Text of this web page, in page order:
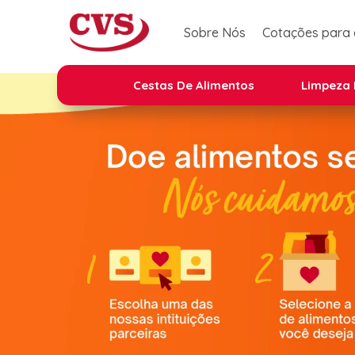
Sobre Nós Cotações para
Cestas De Alimentos Limpeza